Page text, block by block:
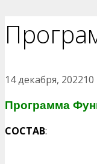
14 декабря, 2022
Программа
СОСТАВ: